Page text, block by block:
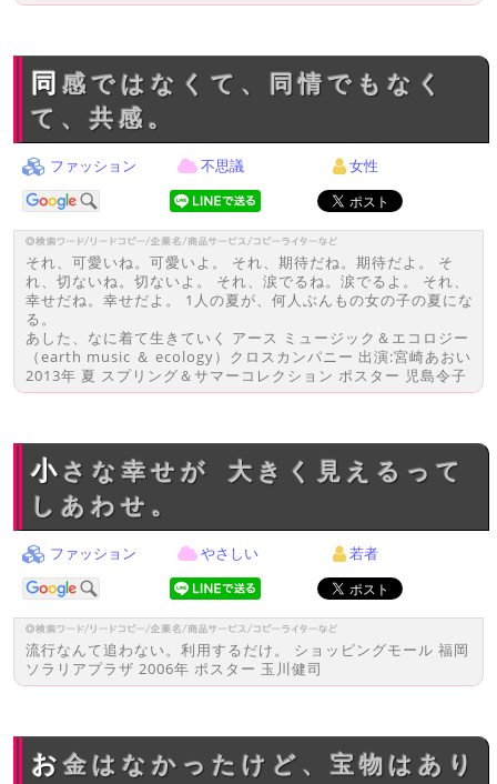
同感ではなくて、同情でもなく
て、共感。
ファッション 不思議 女性
それ、可愛いね。可愛いよ。 それ、期待だね。期待だよ。 そ
れ、切ないね。切ないよ。 それ、涙でるね。涙でるよ。 それ、
幸せだね。幸せだよ。 1人の夏が、何人ぶんもの女の子の夏にな
る。
あした、なに着て生きていく アース ミュージック＆エコロジー
（earth music ＆ ecology）クロスカンパニー 出演:宮崎あおい
2013年 夏 スプリング＆サマーコレクション ポスター 児島令子
小さな幸せが 大きく見えるって
しあわせ。
ファッション やさしい 若者
流行なんて追わない。利用するだけ。 ショッピングモール 福岡
ソラリアプラザ 2006年 ポスター 玉川健司
お金はなかったけど、宝物はあり